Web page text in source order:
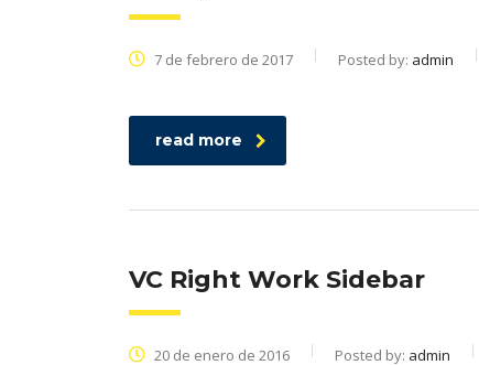
7 de febrero de 2017 Posted by: admin
read more
VC Right Work Sidebar
20 de enero de 2016 Posted by: admin